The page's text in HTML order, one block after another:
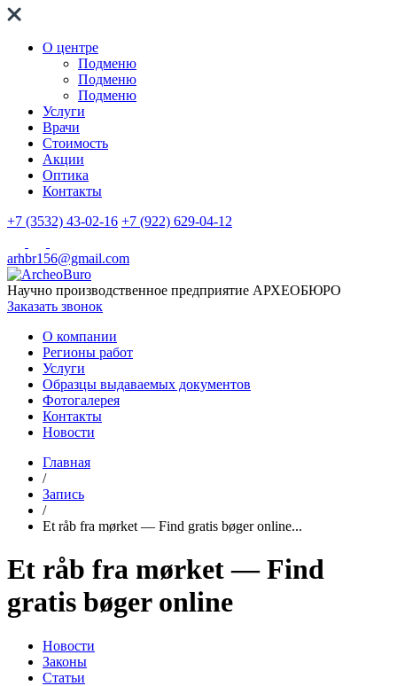
О центре
Подменю
Подменю
Подменю
Услуги
Врачи
Стоимость
Акции
Оптика
Контакты
+7 (3532) 43-02-16 +7 (922) 629-04-12
arhbr156@gmail.com
Научно производственное предприятие АРХЕОБЮРО
Заказать звонок
О компании
Регионы работ
Услуги
Образцы выдаваемых документов
Фотогалерея
Контакты
Новости
Главная
/
Запись
/
Et råb fra mørket — Find gratis bøger online...
Et råb fra mørket — Find
gratis bøger online
Новости
Законы
Статьи